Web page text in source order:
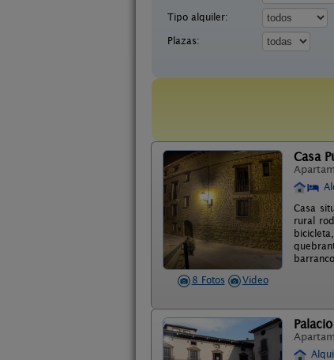
Tipo alquiler:
Plazas:
8 Fotos Video
Casa
Casa
rural